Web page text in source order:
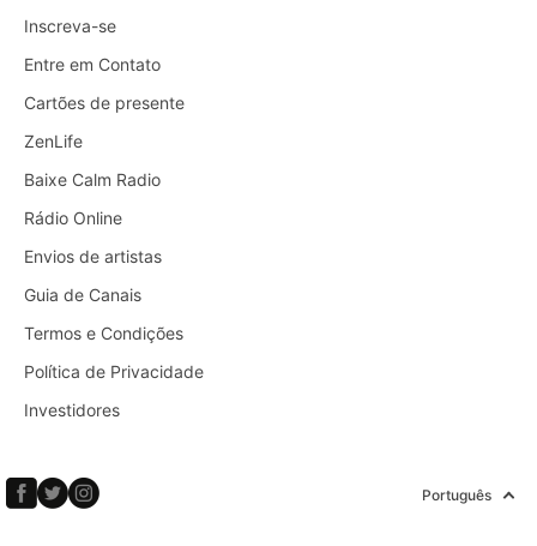
Inscreva-se
Entre em Contato
Cartões de presente
ZenLife
Baixe Calm Radio
Rádio Online
Envios de artistas
Guia de Canais
Termos e Condições
Política de Privacidade
Investidores
Português